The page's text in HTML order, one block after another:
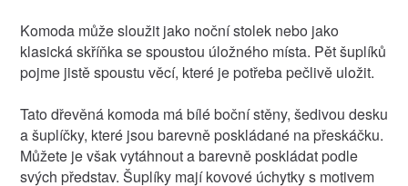
Komoda může sloužit jako noční stolek nebo jako
klasická skříňka se spoustou úložného místa. Pět šuplíků
pojme jistě spoustu věcí, které je potřeba pečlivě uložit.
Tato dřevěná komoda má bílé boční stěny, šedivou desku
a šuplíčky, které jsou barevně poskládané na přeskáčku.
Můžete je však vytáhnout a barevně poskládat podle
svých představ. Šuplíky mají kovové úchytky s motivem